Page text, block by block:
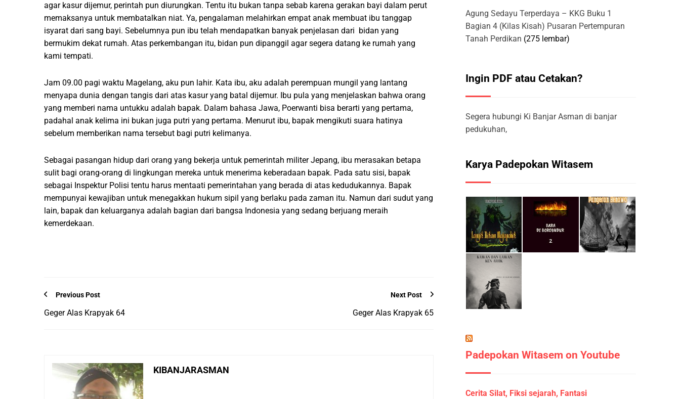
agar kasur dijemur, perintah pun diurungkan. Tentu itu bukan tanpa sebab karena gerakan bayi dalam perut
memaksanya untuk membatalkan niat. Ya, pengalaman melahirkan empat anak membuat ibu tanggap
isyarat dari sang bayi. Sebelumnya pun ibu telah mendapatkan banyak penjelasan dari bidan yang
bermukim dekat rumah. Atas perkembangan itu, bidan pun dipanggil agar segera datang ke rumah yang
kami tempati.
Jam 09.00 pagi waktu Magelang, aku pun lahir. Kata ibu, aku adalah perempuan mungil yang lantang
menyapa dunia dengan tangis dari atas kasur yang batal dijemur. Ibu pula yang menjelaskan bahwa orang
yang memberi nama untukku adalah bapak. Dalam bahasa Jawa, Poerwanti bisa berarti yang pertama,
padahal anak kelima ini bukan juga putri yang pertama. Menurut ibu, bapak mengikuti suara hatinya
sebelum memberikan nama tersebut bagi putri kelimanya.
Sebagai pasangan hidup dari orang yang bekerja untuk pemerintah militer Jepang, ibu merasakan betapa
sulit bagi orang-orang di lingkungan mereka untuk menerima keberadaan bapak. Pada satu sisi, bapak
sebagai Inspektur Polisi tentu harus mentaati pemerintahan yang berada di atas kedudukannya. Bapak
mempunyai kewajiban untuk menegakkan hukum sipil yang berlaku pada zaman itu. Namun dari sudut yang
lain, bapak dan keluarganya adalah bagian dari bangsa Indonesia yang sedang berjuang meraih
kemerdekaan.
Previous Post
Geger Alas Krapyak 64
Next Post
Geger Alas Krapyak 65
KIBANJARASMAN
Agung Sedayu Terperdaya – KKG Buku 1
Bagian 4 (Kilas Kisah) Pusaran Pertempuran
Tanah Perdikan (275 lembar)
Ingin PDF atau Cetakan?
Segera hubungi Ki Banjar Asman di banjar
pedukuhan,
Karya Padepokan Witasem
Padepokan Witasem on Youtube
Cerita Silat, Fiksi sejarah, Fantasi